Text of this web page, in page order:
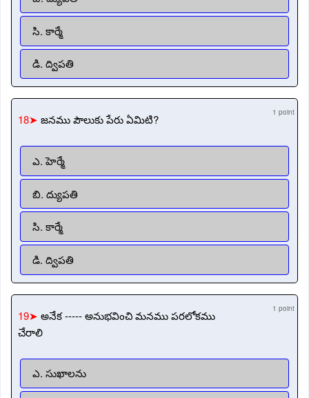
సి. కార్మే
డి. ద్విపతి
18➤ జనము పౌలుకు పేరు ఏమిటి? 1 point
ఎ. హెర్మే
బి. ద్యుపతి
సి. కార్మే
డి. ద్విపతి
19➤ అనేక ----- అనుభవించి మనము పరలోకము
చేరాలి
1 point
ఎ. సుఖాలను